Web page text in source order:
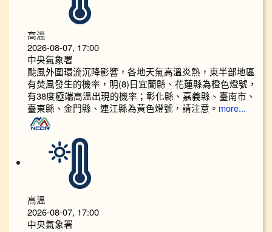
高溫
2026-08-07, 17:00
中央氣象署
颱風外圍環流沉降影響，各地天氣高溫炎熱，東半部地區
有焚風發生的機率，明(8)日宜蘭縣、花蓮縣為橙色燈號，
有38度極端高溫出現的機率；彰化縣、嘉義縣、臺南市、
臺東縣、金門縣、連江縣為黃色燈號，請注意。 more...
高溫
2026-08-07, 17:00
中央氣象署